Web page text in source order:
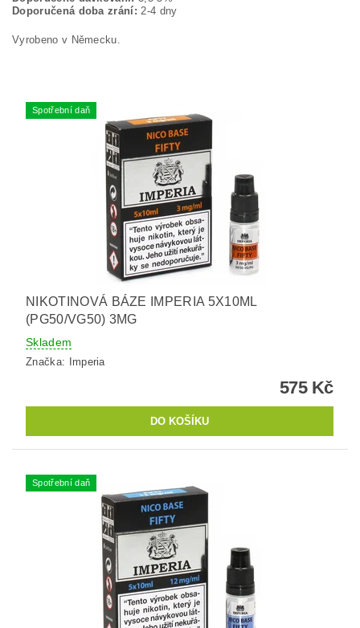
Doporučená doba zrání: 2-4 dny
Vyrobeno v Německu.
Spotřební daň
NIKOTINOVÁ BÁZE IMPERIA 5X10ML
(PG50/VG50) 3MG
Skladem
Značka: Imperia
575 Kč
Spotřební daň